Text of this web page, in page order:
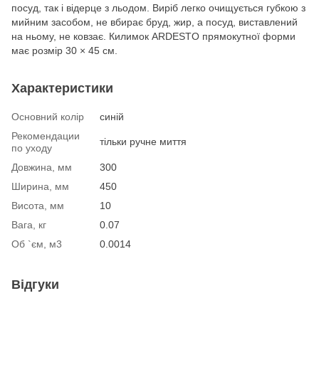
посуд, так і відерце з льодом. Виріб легко очищується губкою з
мийним засобом, не вбирає бруд, жир, а посуд, виставлений
на ньому, не ковзає. Килимок ARDESTO прямокутної форми
має розмір 30 × 45 см.
Характеристики
Основний колір
синій
Рекомендации
по уходу
тільки ручне миття
Довжина, мм
300
Ширина, мм
450
Висота, мм
10
Вага, кг
0.07
Об `єм, м3
0.0014
Відгуки